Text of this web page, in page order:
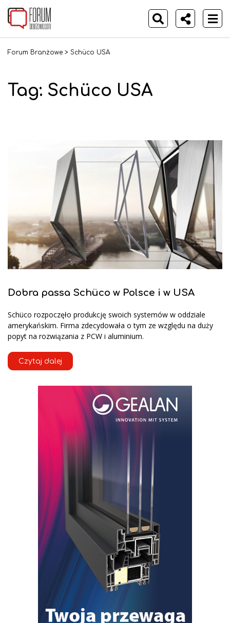
Forum Branżowe > Schüco USA
Tag: Schüco USA
Dobra passa Schüco w Polsce i w USA
Schüco rozpoczęło produkcję swoich systemów w oddziale
amerykańskim. Firma zdecydowała o tym ze względu na duży
popyt na rozwiązania z PCW i aluminium.
Czytaj dalej